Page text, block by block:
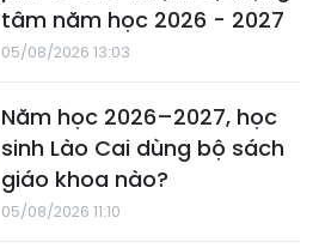
tâm năm học 2026 - 2027
05/08/2026 13:03
Năm học 2026–2027, học
sinh Lào Cai dùng bộ sách
giáo khoa nào?
05/08/2026 11:10